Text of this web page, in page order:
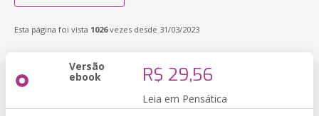
Esta página foi vista 1026vezes desde 31/03/2023
Versão
ebook R$ 29,56
Leia em Pensática